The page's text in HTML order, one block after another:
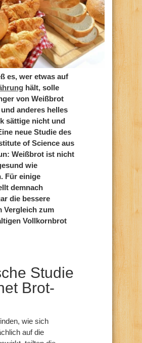
es, wer etwas auf
hält, solle
von Weißbrot
anderes helles
sättige nicht und
neue Studie des
of Science aus
Weißbrot ist nicht
wie
Für einige
demnach
die bessere
Vergleich zum
Vollkornbrot
Studie
Brot-
wie sich
auf die